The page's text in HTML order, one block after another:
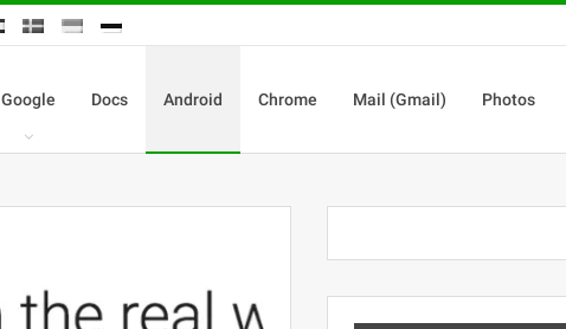
Google Docs Android Chrome Mail (Gmail) Photos